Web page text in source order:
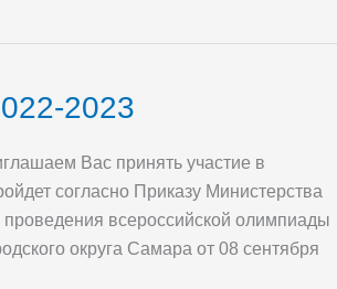
2023
Вас принять участие в
согласно Приказу Министерства
всероссийской олимпиады
округа Самара от 08 сентября